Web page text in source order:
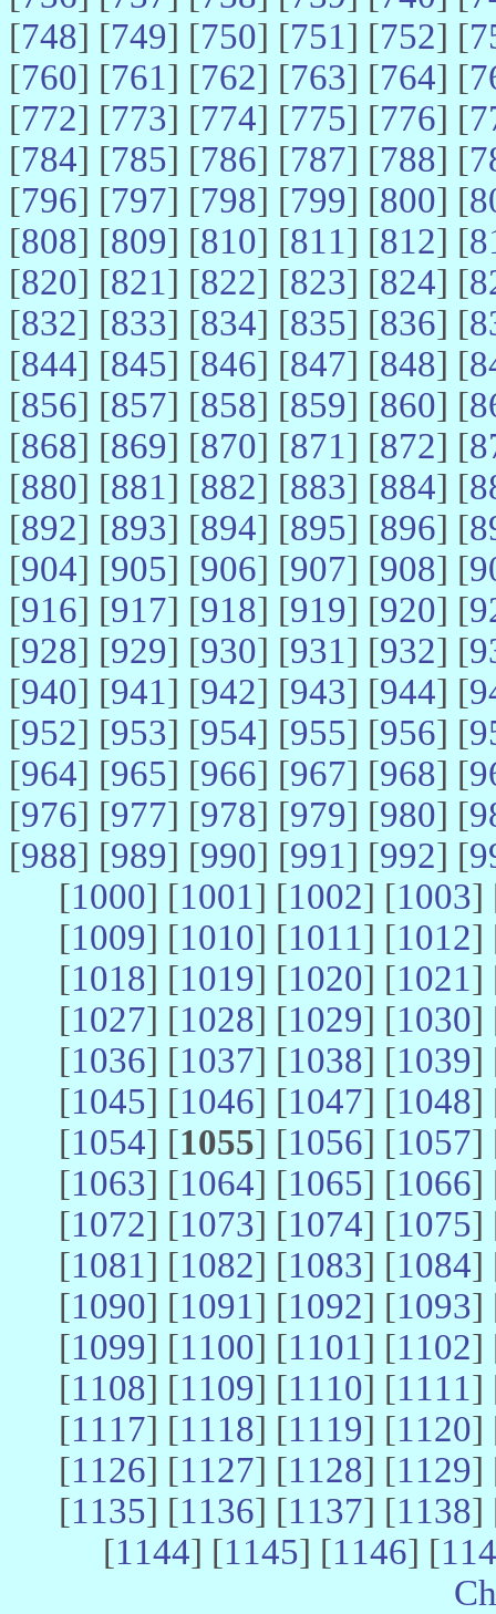
[748] [749] [750] [751] [752] [
[760] [761] [762] [763] [764] [
[772] [773] [774] [775] [776] [
[784] [785] [786] [787] [788] [
[796] [797] [798] [799] [800] [
[808] [809] [810] [811] [812] [
[820] [821] [822] [823] [824] [
[832] [833] [834] [835] [836] [
[844] [845] [846] [847] [848] [
[856] [857] [858] [859] [860] [
[868] [869] [870] [871] [872] [
[880] [881] [882] [883] [884] [
[892] [893] [894] [895] [896] [
[904] [905] [906] [907] [908] [
[916] [917] [918] [919] [920] [
[928] [929] [930] [931] [932] [
[940] [941] [942] [943] [944] [
[952] [953] [954] [955] [956] [
[964] [965] [966] [967] [968] [
[976] [977] [978] [979] [980] [
[988] [989] [990] [991] [992] [
[1000] [1001] [1002] [1003]
[1009] [1010] [1011] [1012]
[1018] [1019] [1020] [1021]
[1027] [1028] [1029] [1030]
[1036] [1037] [1038] [1039]
[1045] [1046] [1047] [1048]
[1054] [1055] [1056] [1057]
[1063] [1064] [1065] [1066]
[1072] [1073] [1074] [1075]
[1081] [1082] [1083] [1084]
[1090] [1091] [1092] [1093]
[1099] [1100] [1101] [1102]
[1108] [1109] [1110] [1111]
[1117] [1118] [1119] [1120]
[1126] [1127] [1128] [1129]
[1135] [1136] [1137] [1138]
[1144] [1145] [1146] [